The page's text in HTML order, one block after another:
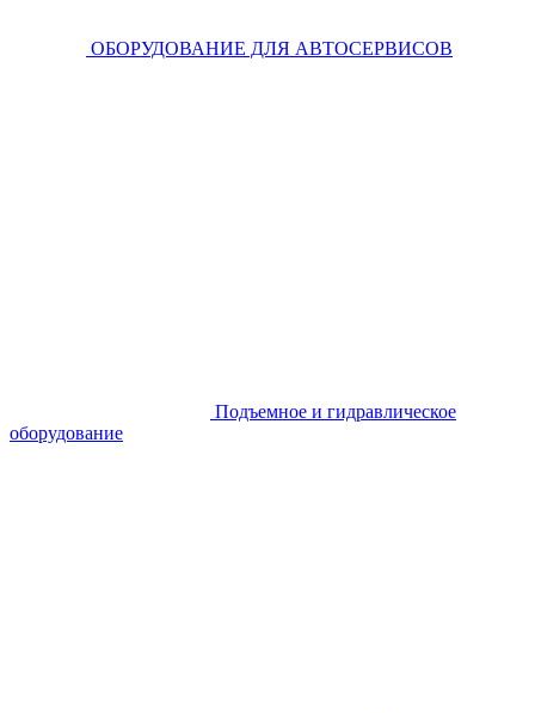
ОБОРУДОВАНИЕ ДЛЯ АВТОСЕРВИСОВ
Подъемное и гидравлическое
оборудование